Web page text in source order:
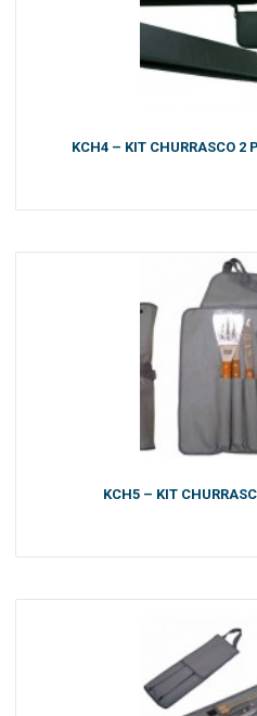
KCH4 – KIT CHURRASCO 2
KCH5 – KIT